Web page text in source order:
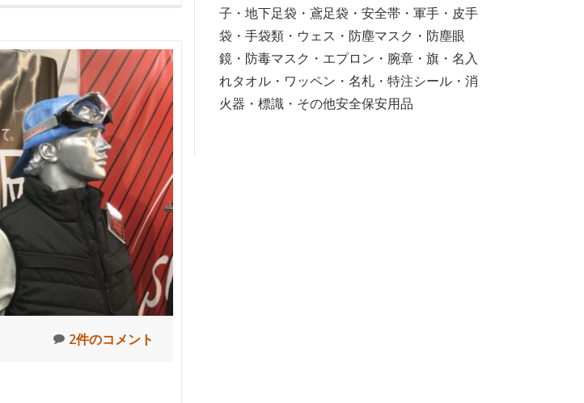
2件のコメント
子・地下足袋・鳶足袋・安全帯・軍手・皮手
袋・手袋類・ウェス・防塵マスク・防塵眼
鏡・防毒マスク・エプロン・腕章・旗・名入
れタオル・ワッペン・名札・特注シール・消
火器・標識・その他安全保安用品